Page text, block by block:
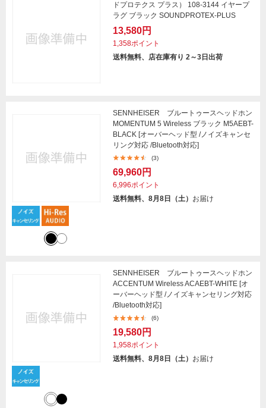
ドプロテクス プラス） 108-3144 イヤープ
ラグ ブラック SOUNDPROTEX-PLUS
13,580円
1,358ポイント
送料無料、店在庫有り 2～3日出荷
SENNHEISER ブルートゥースヘッドホン
MOMENTUM 5 Wireless ブラック M5AEBT-
BLACK [オーバーヘッド型 /ノイズキャンセ
リング対応 /Bluetooth対応]
(3)
69,960円
6,996ポイント
送料無料、8月8日（土） お届け
SENNHEISER ブルートゥースヘッドホン
ACCENTUM Wireless ACAEBT-WHITE [オ
ーバーヘッド型 /ノイズキャンセリング対応
/Bluetooth対応]
(6)
19,580円
1,958ポイント
送料無料、8月8日（土） お届け